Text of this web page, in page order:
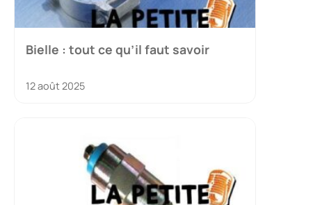
Bielle : tout ce qu’il faut savoir
12 août 2025